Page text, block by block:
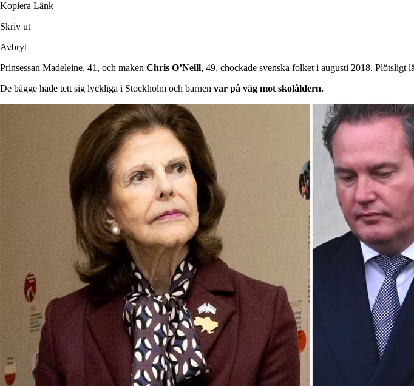
Kopiera Länk
Skriv ut
Avbryt
Prinsessan Madeleine, 41, och maken Chris O’Neill, 49, chockade svenska folket i augusti 2018.
De bägge hade tett sig lyckliga i Stockholm och barnen var på väg mot skolåldern.